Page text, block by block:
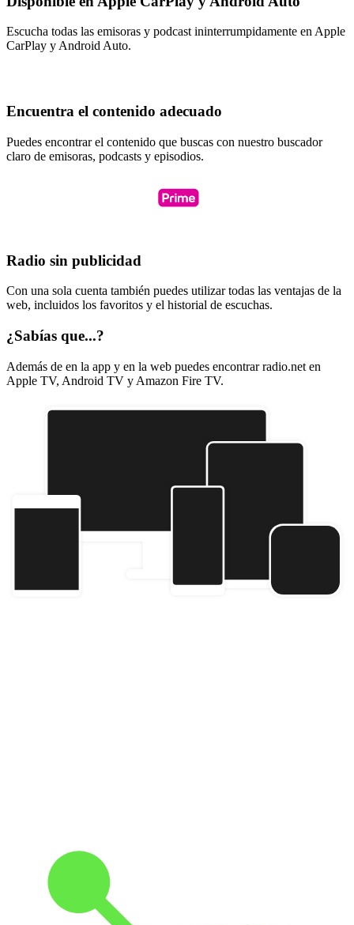
Escucha todas las emisoras y podcast ininterrumpidamente en Apple
CarPlay y Android Auto.
Encuentra el contenido adecuado
Puedes encontrar el contenido que buscas con nuestro buscador
claro de emisoras, podcasts y episodios.
Radio sin publicidad
Con una sola cuenta también puedes utilizar todas las ventajas de la
web, incluidos los favoritos y el historial de escuchas.
¿Sabías que...?
Además de en la app y en la web puedes encontrar radio.net en
Apple TV, Android TV y Amazon Fire TV.